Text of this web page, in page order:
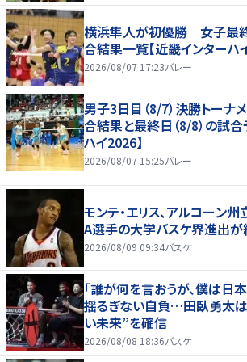
横浜隼人が初優勝 女子最
合結果一覧【近畿インターハ
2026/08/07 17:23バレー
男子3日目（8/7）決勝トーナ
合結果と最終日（8/8）の試合
ハイ2026】
2026/08/07 15:25バレー
モンテ・エリス、アルコーン
A選手の大学バスケ界進出が
2026/08/09 09:34バスケ
「誰が何を言おうが、僕は日
揺るぎない自負…田臥勇太
い未来”を確信
2026/08/08 18:36バスケ